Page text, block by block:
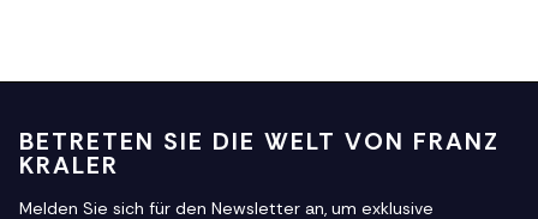
BETRETEN SIE DIE WELT VON FRANZ
KRALER
Melden Sie sich für den Newsletter an, um exklusive